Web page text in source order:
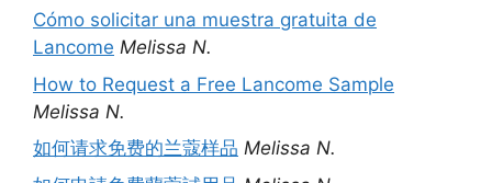
Cómo solicitar una muestra gratuita de
Lancome Melissa N.
How to Request a Free Lancome Sample
Melissa N.
如何请求免费的兰蔻样品 Melissa N.